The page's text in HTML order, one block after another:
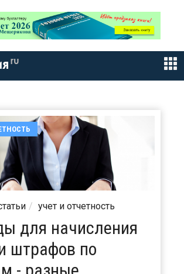
ru
учет и отчетность
для начисления
штрафов по